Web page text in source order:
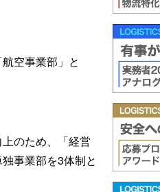
空事業部」と
のため、「経営
事業部を3体制と